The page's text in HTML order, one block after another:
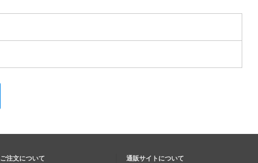
ご注文について 通販サイトについて